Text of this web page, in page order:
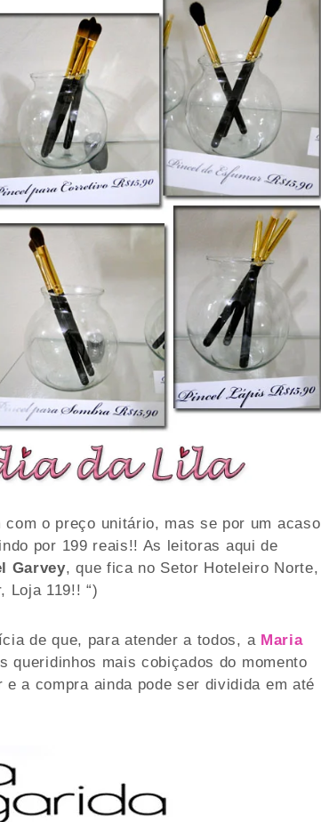
o preço unitário, mas se por um acaso
por 199 reais!! As leitoras aqui de
Garvey, que fica no Setor Hoteleiro Norte,
Loja 119!! “)
de que, para atender a todos, a Maria
queridinhos mais cobiçados do momento
a compra ainda pode ser dividida em até